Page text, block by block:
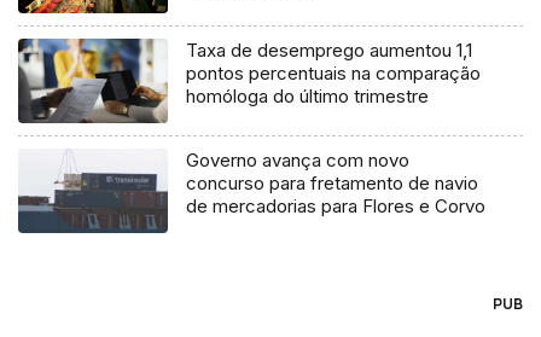
Taxa de desemprego aumentou 1,1
pontos percentuais na comparação
homóloga do último trimestre
Governo avança com novo
concurso para fretamento de navio
de mercadorias para Flores e Corvo
PUB